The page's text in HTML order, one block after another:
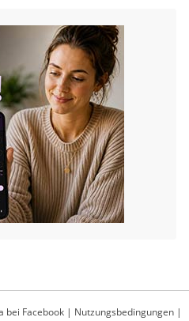
bei Facebook | Nutzungsbedingungen |